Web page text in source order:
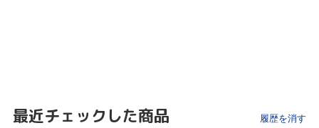
最近チェックした商品 履歴を消す